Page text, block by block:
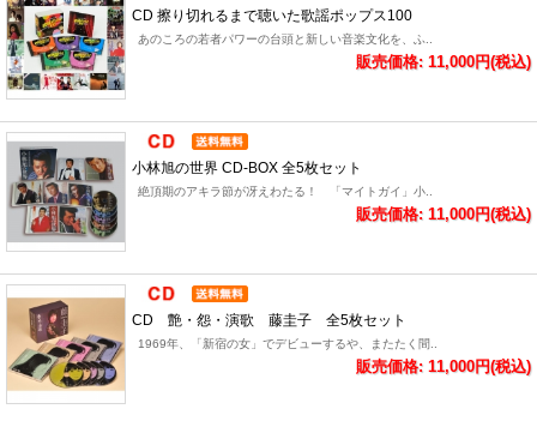
CD 擦り切れるまで聴いた歌謡ポップス100
あのころの若者パワーの台頭と新しい音楽文化を、ふ..
販売価格: 11,000円(税込)
小林旭の世界 CD-BOX 全5枚セット
絶頂期のアキラ節が冴えわたる！ 「マイトガイ」小..
販売価格: 11,000円(税込)
CD 艶・怨・演歌 藤圭子 全5枚セット
1969年、「新宿の女」でデビューするや、またたく間..
販売価格: 11,000円(税込)